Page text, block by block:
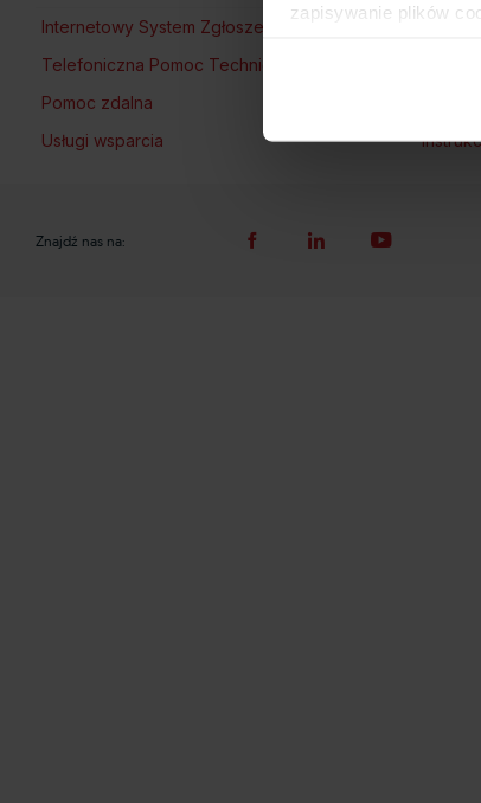
zapisywanie plików
Internetowy System Zgłoszeń
Telefoniczna Pomoc Techniczna
Pomoc zdalna
Usługi wsparcia
Znajdź nas na: